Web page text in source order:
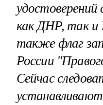
удостоверений
как ДНР, так
также флаг
России
Сейчас